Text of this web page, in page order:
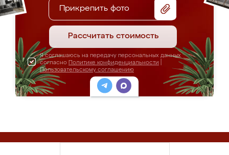
Прикрепить фото
Рассчитать стоимость
Я соглашаюсь на передачу персональных данных
согласно Политике конфиденциальности
Пользовательскому соглашению